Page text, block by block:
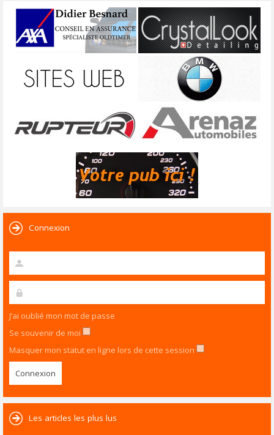
Connexion
J’ai oublié mon mot de passe
Se souvenir de moi
Masquer mon statut en ligne lors de cette session
Les articles les plus lus